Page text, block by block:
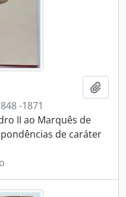
-1871
II ao Marquês de
de caráter